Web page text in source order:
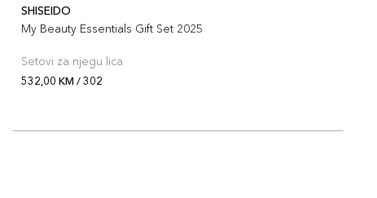
SHISEIDO
My Beauty Essentials Gift Set 2025
Setovi za njegu lica
532,00 KM / 302